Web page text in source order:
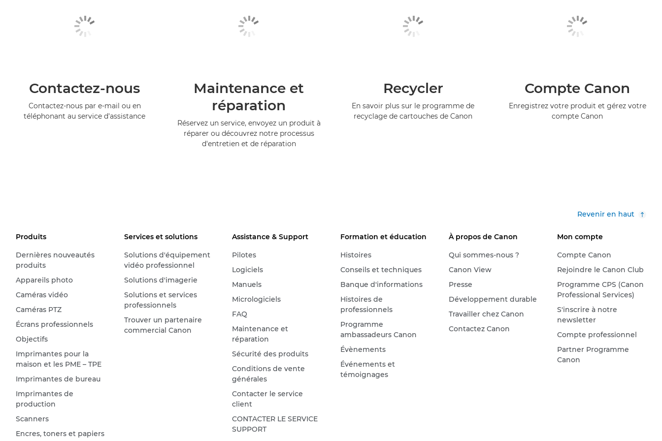
Contactez-nous
Contactez-nous par e-mail ou en
téléphonant au service d'assistance
Maintenance et
réparation
Réservez un service, envoyez un produit à
réparer ou découvrez notre processus
d'entretien et de réparation
Recycler
En savoir plus sur le programme de
recyclage de cartouches de Canon
Compte Canon
Enregistrez votre produit et gérez votre
compte Canon
Revenir en haut
Produits
Dernières nouveautés
produits
Appareils photo
Caméras vidéo
Caméras PTZ
Écrans professionnels
Objectifs
Imprimantes pour la
maison et les PME – TPE
Imprimantes de bureau
Imprimantes de
production
Scanners
Encres, toners et papiers
Services et solutions
Solutions d'équipement
vidéo professionnel
Solutions d'imagerie
Solutions et services
professionnels
Trouver un partenaire
commercial Canon
Assistance & Support
Pilotes
Logiciels
Manuels
Micrologiciels
FAQ
Maintenance et
réparation
Sécurité des produits
Conditions de vente
générales
Contacter le service
client
CONTACTER LE SERVICE
SUPPORT
Formation et éducation
Histoires
Conseils et techniques
Banque d'informations
Histoires de
professionnels
Programme
ambassadeurs Canon
Évènements
Événements et
témoignages
À propos de Canon
Qui sommes-nous ?
Canon View
Presse
Développement durable
Travailler chez Canon
Contactez Canon
Mon compte
Compte Canon
Rejoindre le Canon Club
Programme CPS (Canon
Professional Services)
S'inscrire à notre
newsletter
Compte professionnel
Partner Programme
Canon